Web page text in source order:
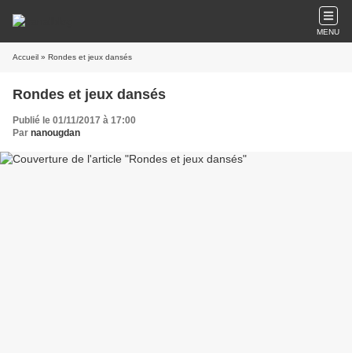
MENU
Accueil » Rondes et jeux dansés
Rondes et jeux dansés
Publié le 01/11/2017 à 17:00
Par nanougdan